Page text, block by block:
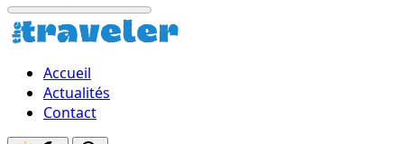
Accueil
Actualités
Contact